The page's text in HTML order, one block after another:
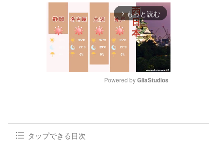
arrow_forward_ios もっと読む
Powered by GliaStudios
タップできる目次